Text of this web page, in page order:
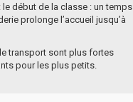
le début de la classe : un temps
prolonge l’accueil jusqu’à
transport sont plus fortes
pour les plus petits.